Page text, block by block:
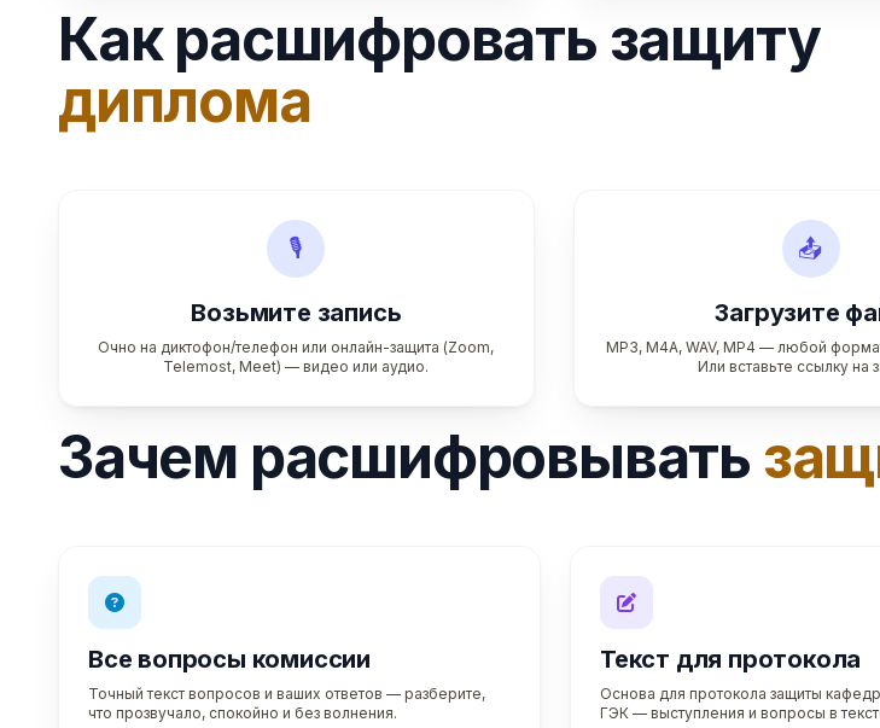
Как расшифровать защиту
диплома
🎙️
Возьмите запись
Очно на диктофон/телефон или онлайн-защита (Zoom,
Telemost, Meet) — видео или аудио.
📤
Загрузите
MP3, M4A, WAV, MP4 — любой
Или вставьте ссылку на
Зачем расшифровывать
Все вопросы комиссии
Точный текст вопросов и ваших ответов — разберите,
что прозвучало, спокойно и без волнения.
Текст для протокола
Основа для протокола защиты
ГЭК — выступления и вопросы в